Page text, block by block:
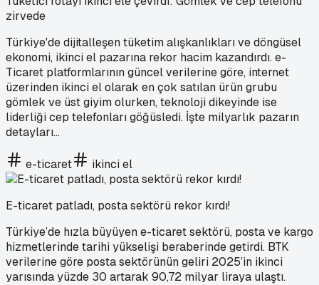
zirvede
Türkiye'de dijitalleşen tüketim alışkanlıkları ve döngüsel
ekonomi, ikinci el pazarına rekor hacim kazandırdı. e-
Ticaret platformlarının güncel verilerine göre, internet
üzerinden ikinci el olarak en çok satılan ürün grubu
gömlek ve üst giyim olurken, teknoloji dikeyinde ise
liderliği cep telefonları göğüsledi. İşte milyarlık pazarın
detayları...
e-ticaret ikinci el
E-ticaret patladı, posta sektörü rekor kırdı!
Türkiye’de hızla büyüyen e-ticaret sektörü, posta ve kargo
hizmetlerinde tarihi yükselişi beraberinde getirdi. BTK
verilerine göre posta sektörünün geliri 2025’in ikinci
yarısında yüzde 30 artarak 90,72 milyar liraya ulaştı.